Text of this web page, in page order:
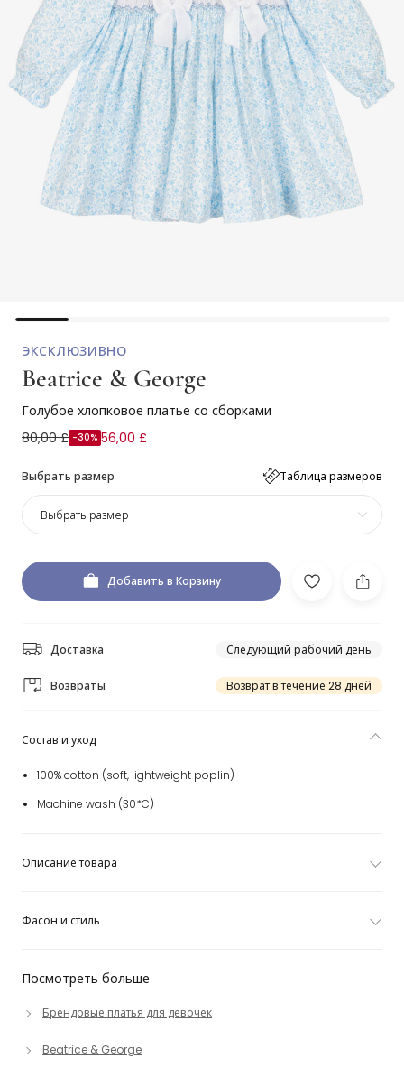
ЭКСКЛЮЗИВНО
Beatrice & George
Голубое хлопковое платье со сборками
80,00 £ -30% 56,00 £
Выбрать размер Таблица размеров
Выбрать размер
Добавить в Корзину
Доставка Следующий рабочий день
Возвраты Возврат в течение 28 дней
Посмотреть больше
Брендовые платья для девочек
Beatrice & George
Состав и уход
100% cotton (soft, lightweight poplin)
Machine wash (30*C)
Описание товара
Фасон и стиль